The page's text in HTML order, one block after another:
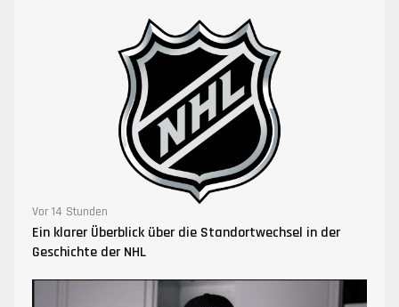
Vor 14 Stunden
Ein klarer Überblick über die Standortwechsel in der
Geschichte der NHL